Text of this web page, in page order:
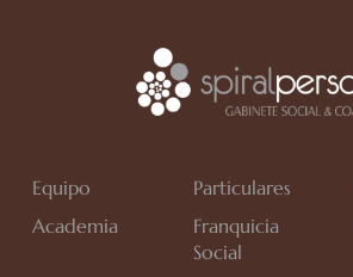
Equipo Particulares
Academia
Franquicia
Social